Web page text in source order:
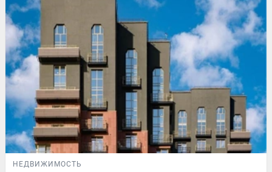
НЕДВИЖИМОСТЬ